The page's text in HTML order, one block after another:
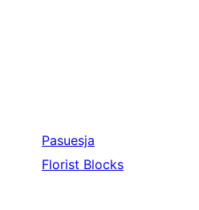
Pasuesja
Florist Blocks